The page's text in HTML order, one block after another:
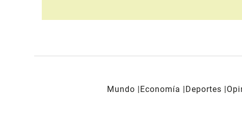
Mundo Economía Deportes